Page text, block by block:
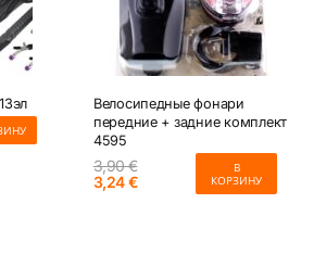
Велосипедные фонари
передние + задние комплект
4595
3,90€
Первоначальная
цена
3,24€Текущая
В
КОРЗИНУ